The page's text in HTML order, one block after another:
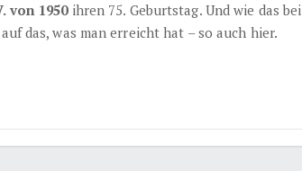
von 1950ihren 75. Geburtstag. Und wie das bei
das, was man erreicht hat – so auch hier.